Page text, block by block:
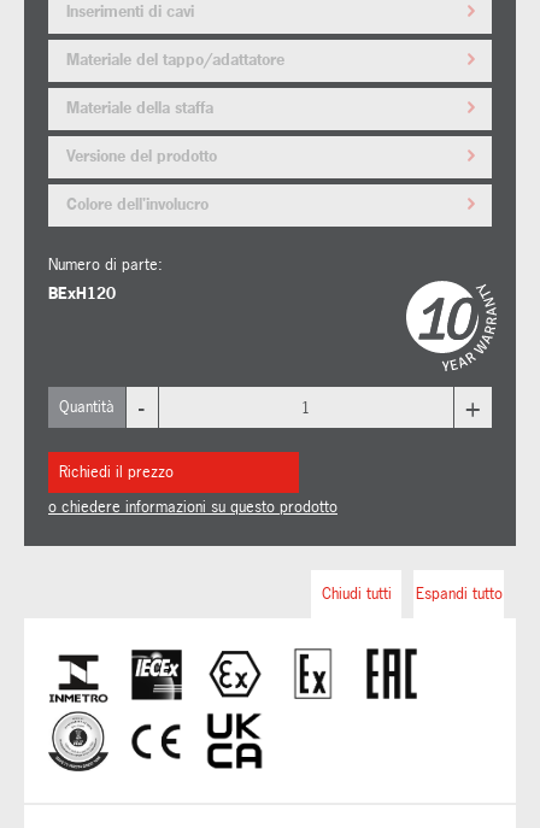
Inserimenti di cavi
Materiale del tappo/adattatore
Materiale della staffa
Versione del prodotto
Colore dell'involucro
Numero di parte:
BExH120
Quantità - +
Richiedi il prezzo
o chiedere informazioni su questo prodotto
Espandi tutto
Chiudi tutti